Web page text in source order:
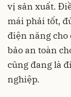
vị sản xuất.
mái phải tốt,
điện năng cho
bảo an toàn
cũng đang là
nghiệp.